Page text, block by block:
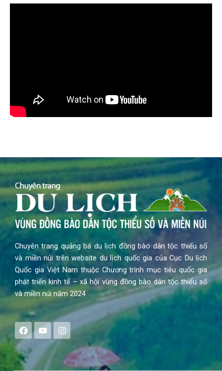
Chuyên trang quảng bá du lịch đồng bào dân tộc thiểu số
và miền núi trên website du lịch quốc gia của Cục Du lịch
Quốc gia Việt Nam thuộc Chương trình mục tiêu quốc gia
phát triển kinh tế – xã hội vùng đồng bào dân tộc thiểu số
và miền núi năm 2024
F
a
e
b
o
Y
o
t
u
b
I
n
s
a
g